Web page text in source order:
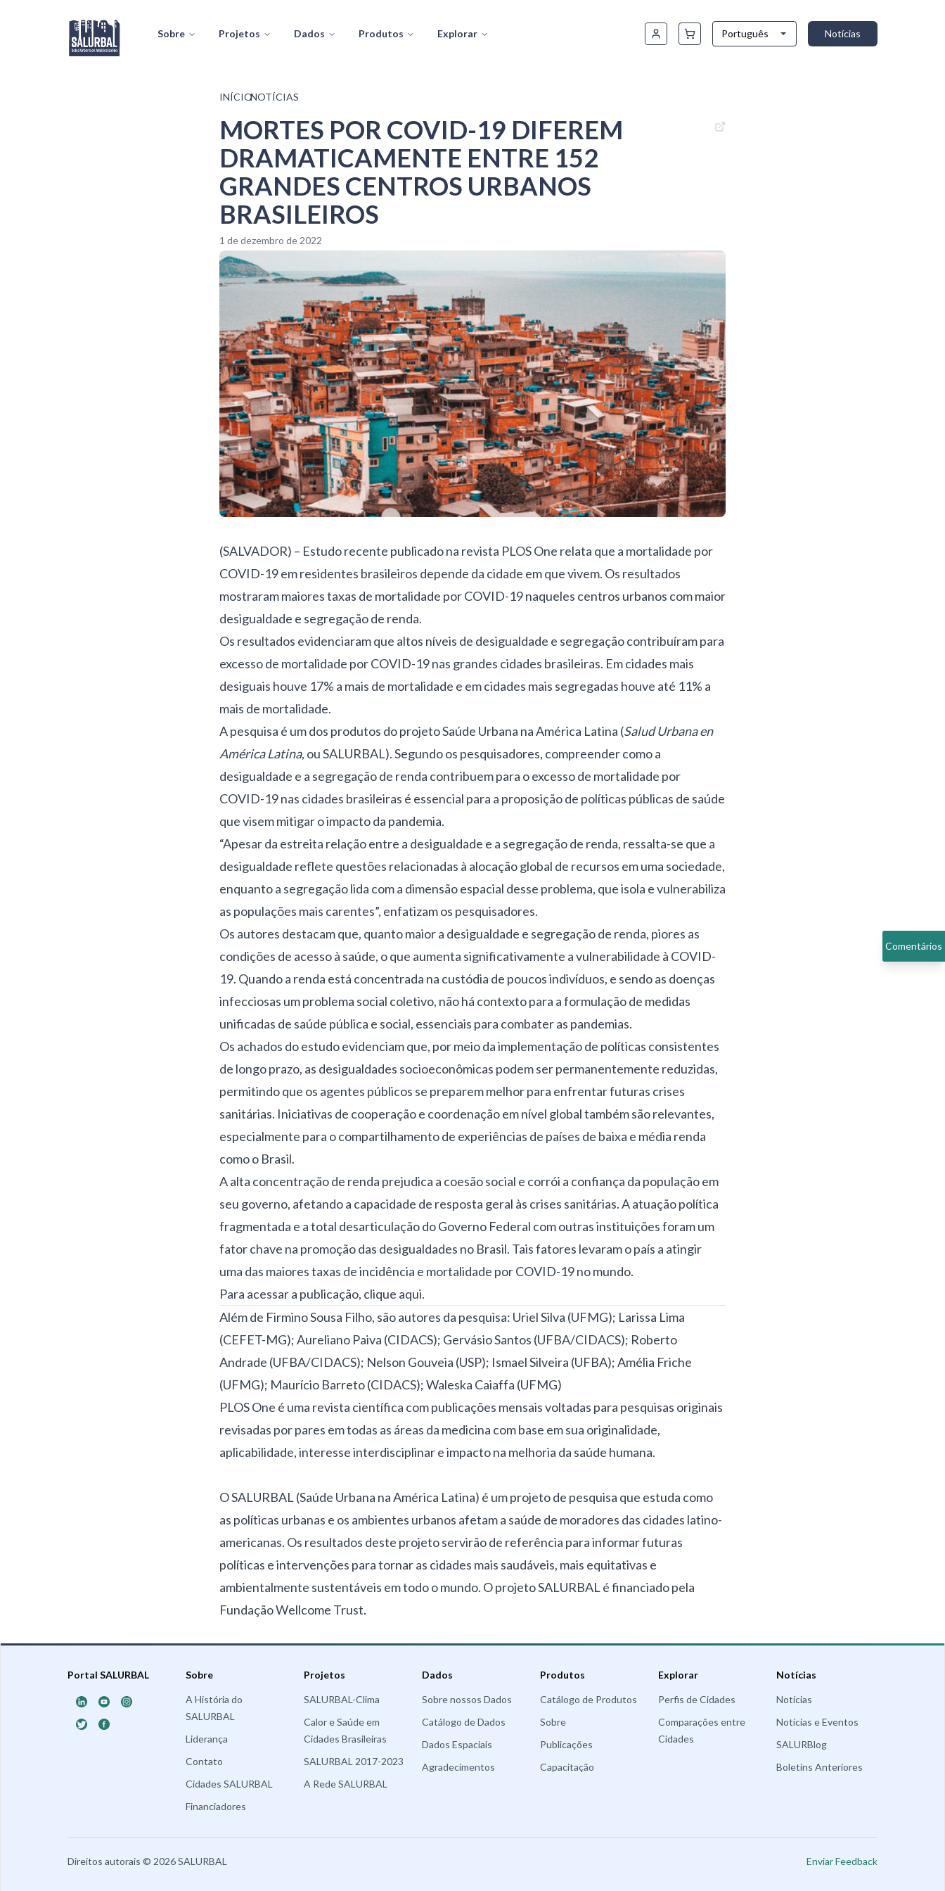
Sobre Projetos Dados Produtos Explorar Português Notícias
INÍCIO/NOTÍCIAS
MORTES POR COVID-19 DIFEREM
DRAMATICAMENTE ENTRE 152
GRANDES CENTROS URBANOS
BRASILEIROS
1 de dezembro de 2022
(SALVADOR) – Estudo recente publicado na revista PLOS One relata que a mortalidade por
COVID-19 em residentes brasileiros depende da cidade em que vivem. Os resultados
mostraram maiores taxas de mortalidade por COVID-19 naqueles centros urbanos com maior
desigualdade e segregação de renda.
Os resultados evidenciaram que altos níveis de desigualdade e segregação contribuíram para
excesso de mortalidade por COVID-19 nas grandes cidades brasileiras. Em cidades mais
desiguais houve 17% a mais de mortalidade e em cidades mais segregadas houve até 11% a
mais de mortalidade.
A pesquisa é um dos produtos do projeto Saúde Urbana na América Latina (Salud Urbana en
América Latina, ou SALURBAL). Segundo os pesquisadores, compreender como a
desigualdade e a segregação de renda contribuem para o excesso de mortalidade por
COVID-19 nas cidades brasileiras é essencial para a proposição de políticas públicas de saúde
que visem mitigar o impacto da pandemia.
“Apesar da estreita relação entre a desigualdade e a segregação de renda, ressalta-se que a
desigualdade reflete questões relacionadas à alocação global de recursos em uma sociedade,
enquanto a segregação lida com a dimensão espacial desse problema, que isola e vulnerabiliza
as populações mais carentes”, enfatizam os pesquisadores.
Os autores destacam que, quanto maior a desigualdade e segregação de renda, piores as
condições de acesso à saúde, o que aumenta significativamente a vulnerabilidade à COVID-
19. Quando a renda está concentrada na custódia de poucos indivíduos, e sendo as doenças
infecciosas um problema social coletivo, não há contexto para a formulação de medidas
unificadas de saúde pública e social, essenciais para combater as pandemias.
Os achados do estudo evidenciam que, por meio da implementação de políticas consistentes
de longo prazo, as desigualdades socioeconômicas podem ser permanentemente reduzidas,
permitindo que os agentes públicos se preparem melhor para enfrentar futuras crises
sanitárias. Iniciativas de cooperação e coordenação em nível global também são relevantes,
especialmente para o compartilhamento de experiências de países de baixa e média renda
como o Brasil.
A alta concentração de renda prejudica a coesão social e corrói a confiança da população em
seu governo, afetando a capacidade de resposta geral às crises sanitárias. A atuação política
fragmentada e a total desarticulação do Governo Federal com outras instituições foram um
fator chave na promoção das desigualdades no Brasil. Tais fatores levaram o país a atingir
uma das maiores taxas de incidência e mortalidade por COVID-19 no mundo.
Para acessar a publicação, clique aqui.
Além de Firmino Sousa Filho, são autores da pesquisa: Uriel Silva (UFMG); Larissa Lima
(CEFET-MG); Aureliano Paiva (CIDACS); Gervásio Santos (UFBA/CIDACS); Roberto
Andrade (UFBA/CIDACS); Nelson Gouveia (USP); Ismael Silveira (UFBA); Amélia Friche
(UFMG); Maurício Barreto (CIDACS); Waleska Caiaffa (UFMG)
PLOS One é uma revista científica com publicações mensais voltadas para pesquisas originais
revisadas por pares em todas as áreas da medicina com base em sua originalidade,
aplicabilidade, interesse interdisciplinar e impacto na melhoria da saúde humana.
O SALURBAL (Saúde Urbana na América Latina) é um projeto de pesquisa que estuda como
as políticas urbanas e os ambientes urbanos afetam a saúde de moradores das cidades latino-
americanas. Os resultados deste projeto servirão de referência para informar futuras
políticas e intervenções para tornar as cidades mais saudáveis, mais equitativas e
ambientalmente sustentáveis em todo o mundo. O projeto SALURBAL é financiado pela
Fundação Wellcome Trust.
Portal SALURBAL Sobre
A História do
SALURBAL
Liderança
Contato
Cidades SALURBAL
Financiadores
Projetos
SALURBAL-Clima
Calor e Saúde em
Cidades Brasileiras
SALURBAL 2017-2023
A Rede SALURBAL
Dados
Sobre nossos Dados
Catálogo de Dados
Dados Espaciais
Agradecimentos
Produtos
Catálogo de Produtos
Sobre
Publicações
Capacitação
Explorar
Perfis de Cidades
Comparações entre
Cidades
Notícias
Notícias
Notícias e Eventos
SALURBlog
Boletins Anteriores
Direitos autorais © 2026SALURBAL Enviar Feedback
Comentários